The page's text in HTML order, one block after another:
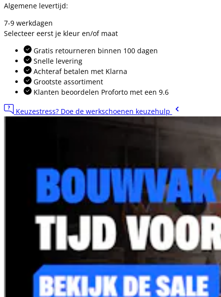
Algemene levertijd:
7-9 werkdagen
Selecteer eerst je kleur en/of maat
Gratis retourneren binnen 100 dagen
Snelle levering
Achteraf betalen met Klarna
Grootste assortiment
Klanten beoordelen Proforto met een 9.6
Keuzestress? Doe de werkschoenen keuzehulp